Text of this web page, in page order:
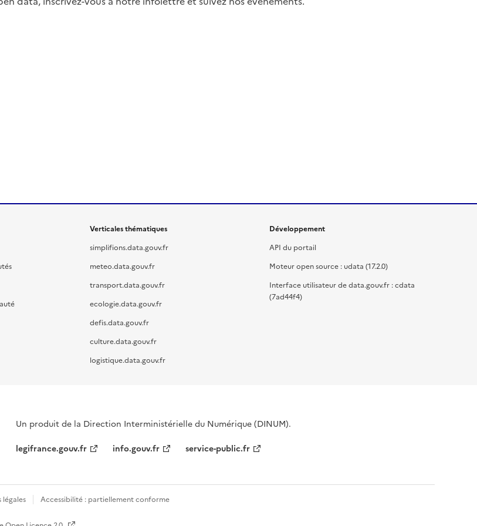
Verticales thématiques
simplifions.data.gouv.fr
meteo.data.gouv.fr
transport.data.gouv.fr
ecologie.data.gouv.fr
defis.data.gouv.fr
culture.data.gouv.fr
logistique.data.gouv.fr
Développement
API du portail
Moteur open source : udata (17.2.0)
Interface utilisateur de data.gouv.fr : cdata
(7ad44f4)
Un produit de la Direction Interministérielle du Numérique (DINUM).
legifrance.gouv.fr
info.gouv.fr service-public.fr
légales Accessibilité : partiellement conforme